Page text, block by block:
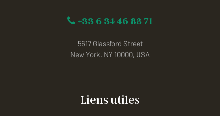
+33 6 34 46 88 71
5617 Glassford Street
New York, NY 10000, USA
Liens utiles